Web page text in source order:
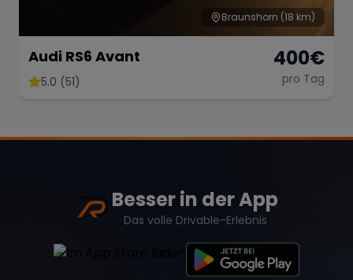
Braunshorn (18 km)
Audi RS6 Avant
5.0 (51)
400€
pro Tag
Besser in der App
Das volle Drivable-Erlebnis